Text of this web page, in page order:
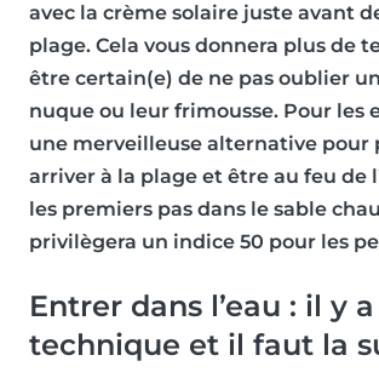
avec la crème solaire juste avant
plage. Cela vous donnera plus de
être certain(e) de ne pas oublier
nuque ou leur frimousse. Pour les
une merveilleuse alternative pour
arriver à la plage et être au feu de
les premiers pas dans le sable
privilègera un indice 50 pour les
Entrer dans l’eau : il y
technique et il faut la